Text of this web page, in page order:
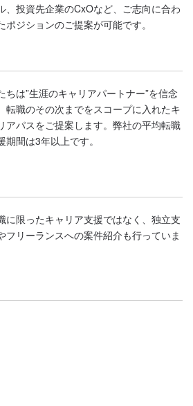
、投資先企業のCxOなど、ご志向に合わ
ポジションのご提案が可能です。
ちは”生涯のキャリアパートナー”を信念
転職のその次までをスコープに入れたキ
アパスをご提案します。弊社の平均転職
期間は3年以上です。
に限ったキャリア支援ではなく、独立支
フリーランスへの案件紹介も行っていま